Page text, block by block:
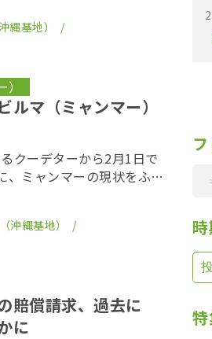
傍観しつづけるのか」と
縄基地）
マ（ミャンマー）
クーデターから2月1日で
、ミャンマーの現状をふま
TVではこの […]
沖縄基地）
賠償請求、過去に
に